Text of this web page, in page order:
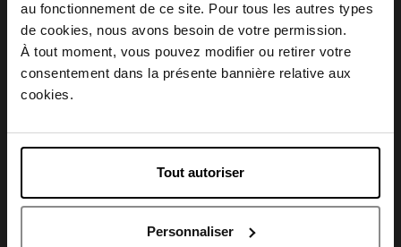
au fonctionnement de ce site. Pour tous les autres types
de cookies, nous avons besoin de votre permission.
À tout moment, vous pouvez modifier ou retirer votre
consentement dans la présente bannière relative aux
cookies.
Tout autoriser
Personnaliser
Conseil d'utilisation
Caractéristiques
Avis client
Choisissez votre pays
April Belgique
April Luxembourg